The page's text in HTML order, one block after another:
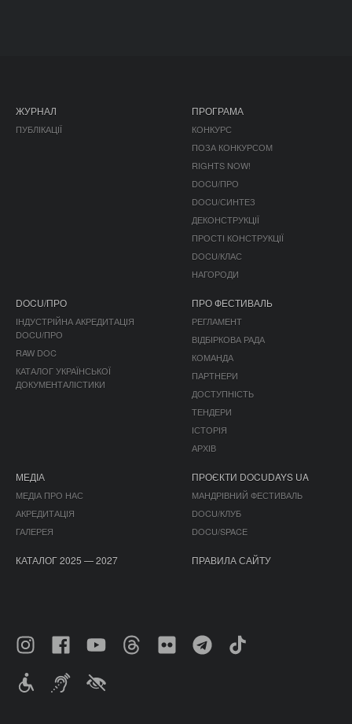
ЖУРНАЛ
ПУБЛІКАЦІЇ
ПРОГРАМА
КОНКУРС
ПОЗА КОНКУРСОМ
RIGHTS NOW!
DOCU/ПРО
DOCU/СИНТЕЗ
ДЕКОНСТРУКЦІЇ
ПРОСТІ КОНСТРУКЦІЇ
DOCU/КЛАС
НАГОРОДИ
DOCU/ПРО
ІНДУСТРІЙНА АКРЕДИТАЦІЯ
DOCU/ПРО
RAW DOC
КАТАЛОГ УКРАЇНСЬКОЇ
ДОКУМЕНТАЛІСТИКИ
ПРО ФЕСТИВАЛЬ
РЕГЛАМЕНТ
ВІДБІРКОВА РАДА
КОМАНДА
ПАРТНЕРИ
ДОСТУПНІСТЬ
ТЕНДЕРИ
ІСТОРІЯ
АРХІВ
МЕДІА
МЕДІА ПРО НАС
АКРЕДИТАЦІЯ
ГАЛЕРЕЯ
ПРОЄКТИ DOCUDAYS UA
МАНДРІВНИЙ ФЕСТИВАЛЬ
DOCU/КЛУБ
DOCU/SPACE
КАТАЛОГ 2025 — 2027 ПРАВИЛА САЙТУ